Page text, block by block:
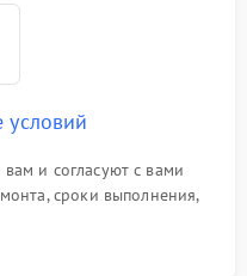
условий
и согласуют с вами
сроки выполнения,